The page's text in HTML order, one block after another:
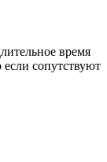
время
сопутствуют